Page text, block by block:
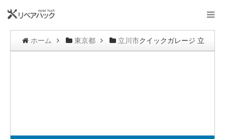
ホーム 東京都 立川市クイックガレージ 立